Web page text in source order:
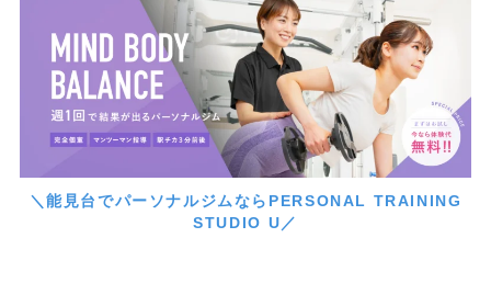
＼能見台でパーソナルジムならPERSONAL TRAINING
STUDIO U／